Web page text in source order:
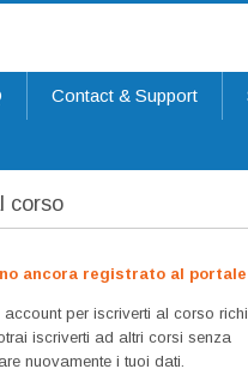
Contact & Support
corso
ancora registrato al portale
account per iscriverti al corso
iscriverti ad altri corsi senza
nuovamente i tuoi dati.